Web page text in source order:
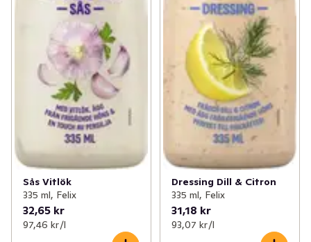
Sås Vitlök
335 ml, Felix
32,65 kr
97,46 kr /l
Dressing Dill & Citron
335 ml, Felix
31,18 kr
93,07 kr /l